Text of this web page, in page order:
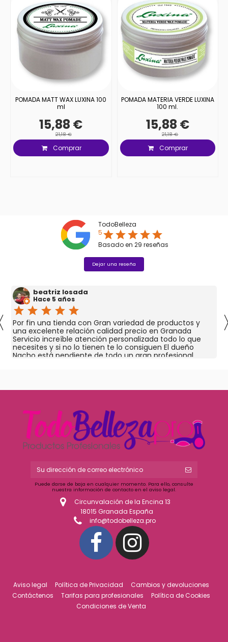
POMADA MATT WAX LUXINA 100
ml
15,88 €
21,18 €
Comprar
POMADA MATERIA VERDE LUXINA
100 ml.
15,88 €
21,18 €
Comprar
TodoBelleza
5starstarstarstarstar
Basado en 29 reseñas
Dejar una reseña
beatriz losada
Hace 5 años
star star star star star
Por fin una tienda con Gran variedad de productos y
una excelente relación calidad precio en Granada
Servicio increíble atención personalizada todo lo que
necesites y si no lo tienen te lo consiguen El dueño
Nacho está pendiente de todo un gran profesional
Puede darse de baja en cualquier momento. Para ello, consulte
nuestra información de contacto en el aviso legal.
Circunvalación de la Encina 13
18015 Granada España
info@todobelleza.pro
Aviso legal Política de Privacidad
Cambios y devoluciones
Contáctenos
Tarifas para profesionales
Política de Cookies
Condiciones de Venta